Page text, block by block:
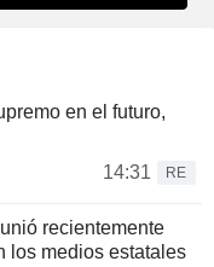
en el futuro,
14:31
RE
recientemente
los medios estatales